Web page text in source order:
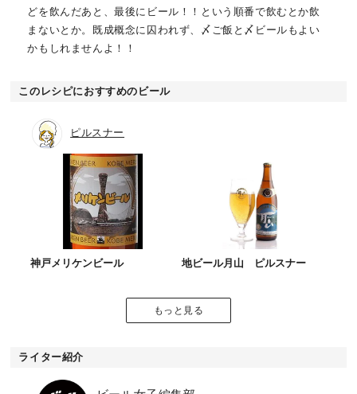
どを飲んだあと、最後にビール！！という順番で飲むとか飲
まないとか。既成概念に囚われず、〆ご飯と〆ビールもよい
かもしれませんよ！！
このレシピにおすすめのビール
ピルスナー
神戸メリケンビール 地ビール月山 ピルスナー
もっと見る
ライター紹介